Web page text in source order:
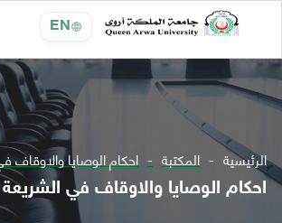
EN
الرئيسية المكتبة احكام الوصايا والاوقاف
احكام الوصايا والاوقاف في الشريعة